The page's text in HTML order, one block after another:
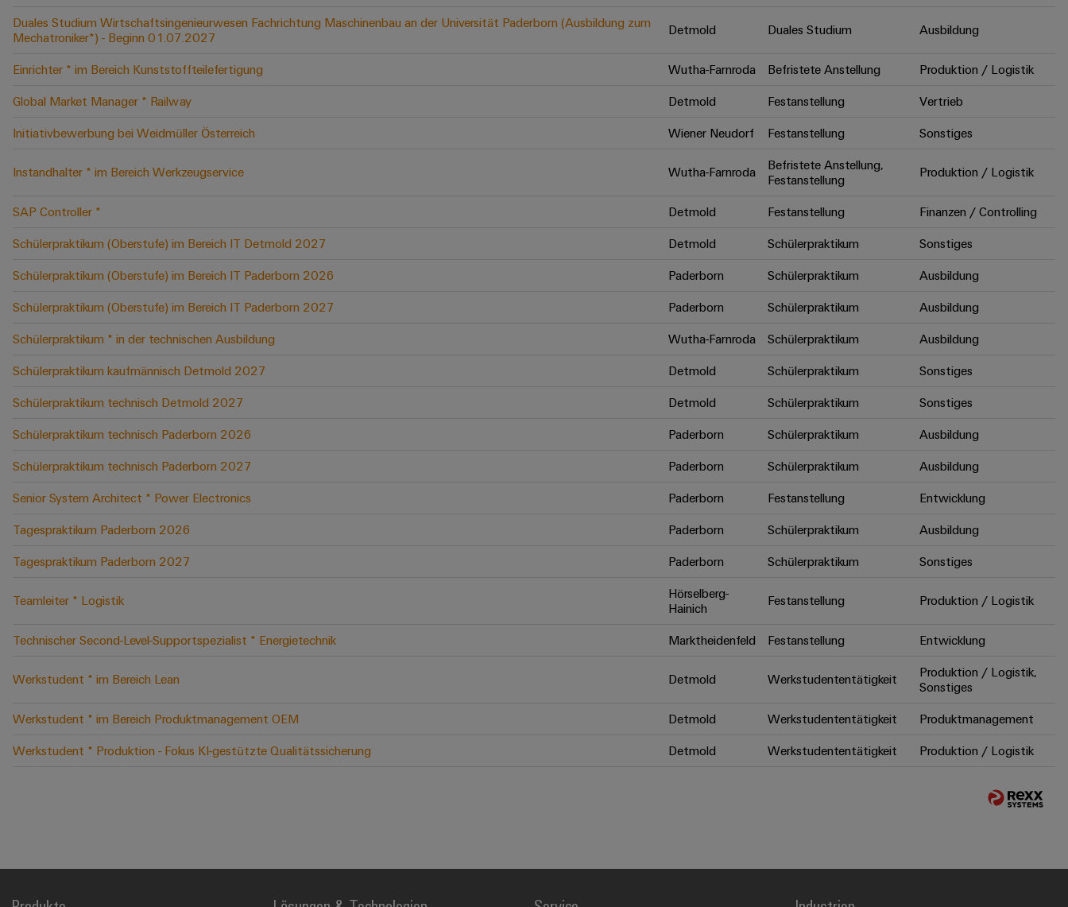
Duales Studium Wirtschaftsingenieurwesen Fachrichtung Maschinenbau an der Universität Paderborn (Ausbildung zum
Mechatroniker*) - Beginn 01.07.2027
Detmold Duales Studium Ausbildung
Einrichter * im Bereich Kunststoffteilefertigung Wutha-Farnroda Befristete Anstellung
Produktion / Logistik
Global Market Manager * Railway
Detmold Festanstellung
Vertrieb
Initiativbewerbung bei Weidmüller Österreich
Wiener Neudorf Festanstellung Sonstiges
Instandhalter * im Bereich Werkzeugservice Wutha-Farnroda
Befristete Anstellung,
Festanstellung
Produktion / Logistik
SAP Controller * Detmold Festanstellung
Finanzen / Controlling
Schülerpraktikum (Oberstufe) im Bereich IT Detmold 2027
Detmold Schülerpraktikum
Sonstiges
Schülerpraktikum (Oberstufe) im Bereich IT Paderborn 2026
Paderborn Schülerpraktikum
Ausbildung
Schülerpraktikum (Oberstufe) im Bereich IT Paderborn 2027
Paderborn Schülerpraktikum
Ausbildung
Schülerpraktikum * in der technischen Ausbildung
Wutha-Farnroda Schülerpraktikum
Ausbildung
Schülerpraktikum kaufmännisch Detmold 2027
Detmold Schülerpraktikum
Sonstiges
Schülerpraktikum technisch Detmold 2027
Detmold Schülerpraktikum
Sonstiges
Schülerpraktikum technisch Paderborn 2026
Paderborn Schülerpraktikum
Ausbildung
Schülerpraktikum technisch Paderborn 2027
Paderborn Schülerpraktikum
Ausbildung
Senior System Architect * Power Electronics
Paderborn Festanstellung
Entwicklung
Tagespraktikum Paderborn 2026
Paderborn Schülerpraktikum
Ausbildung
Tagespraktikum Paderborn 2027
Paderborn Schülerpraktikum Sonstiges
Teamleiter * Logistik
Hörselberg-
Hainich
Festanstellung Produktion / Logistik
Technischer Second-Level-Supportspezialist * Energietechnik Marktheidenfeld Festanstellung Entwicklung
Werkstudent * im Bereich Lean Detmold Werkstudententätigkeit
Produktion / Logistik,
Sonstiges
Werkstudent * im Bereich Produktmanagement OEM
Detmold Werkstudententätigkeit
Produktmanagement
Werkstudent * Produktion - Fokus KI-gestützte Qualitätssicherung
Detmold Werkstudententätigkeit Produktion / Logistik